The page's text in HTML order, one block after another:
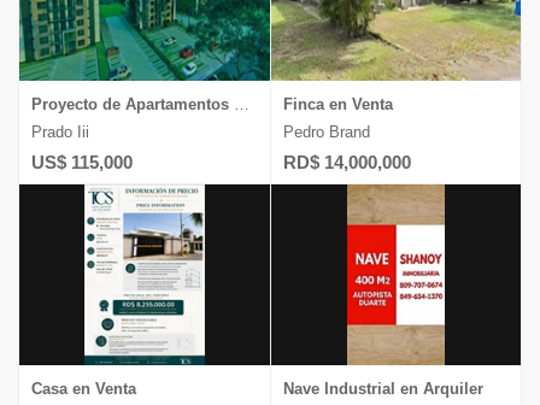
Proyecto de Apartamentos en Venta
Prado Iii
US$ 115,000
Casa en Venta
Finca en Venta
Pedro Brand
RD$ 14,000,000
Nave Industrial en Arquiler